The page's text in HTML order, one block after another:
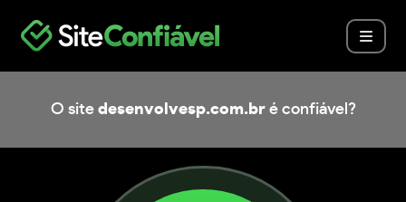
O site desenvolvesp.com.bré confiável?